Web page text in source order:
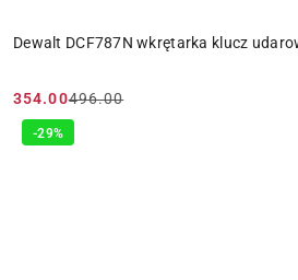
Dewalt DCF787N wkrętarka klucz
Cena
promocyjna:
354.00
Cena
przed
496.00
-29%